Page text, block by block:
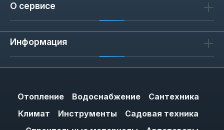
О сервисе
Информация
Отопление Водоснабжение
Сантехника
Климат
Инструменты
Садовая техника